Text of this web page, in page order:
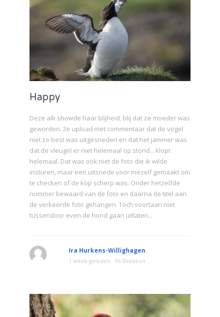
Happy
Deze alk showde haar blijheid; blij dat ze moeder was
geworden. 2e upload met commentaar dat de vogel
niet zo best was uitgesneden en dat het jammer was
dat de vleugel er niet helemaal op stond... klopt
helemaal. Dat was ook niet de foto die ik wilde
insturen, maar een uitsnede voor mezelf gemaakt om
te checken of de kop scherp was. Onder hetzelfde
nummer bewaard van de foto en daarna de titel aan
de verkeerde foto gehangen. Toch voortaan niet
tussendoor even de hond gaan uitlaten...
Ira Hurkens-Willighagen
1 week geleden 96 Bekeken